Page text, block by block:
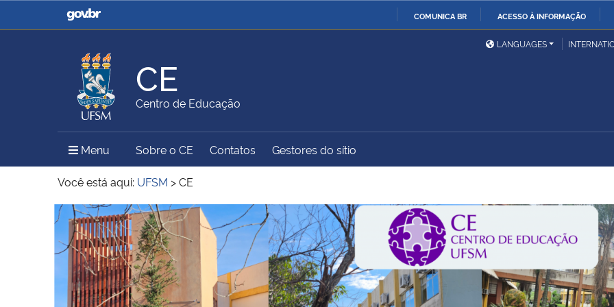
COMUNICA BR ACESSO À INFORMAÇÃO
Casa Civil
Ministério da Justiça e
Ministério da Defesa
Ministério das Relações
Exteriores
Ministério da Agricultura,
Pecuária e Abastecimento
Ministério do Meio Ambiente Ministério do Turismo
Ministério do
Secretaria de Governo
Gabinete de Segurança
Institucional
Advocacia-Geral da União Banco Central do Brasil
LANGUAGES
CE
Centro de Educação
Menu Menu Principal do Sítio
Sobre o CE Contatos Gestores do sítio
Você está aqui: UFSM >CE
Início do conteúdo